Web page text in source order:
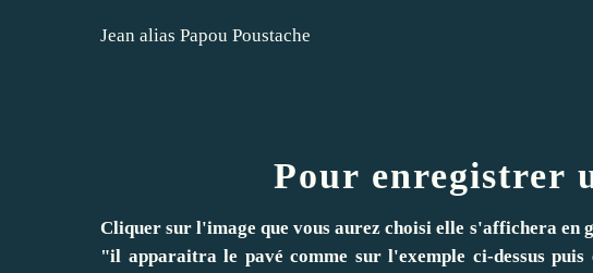
Jean alias Papou Poustache
Pour enregistrer
Cliquer sur l'image que vous aurez choisi elle s'affichera
"il apparaitra le pavé comme sur l'exemple ci-dessus